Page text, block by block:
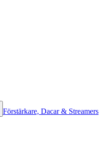
Förstärkare, Dacar & Streamers